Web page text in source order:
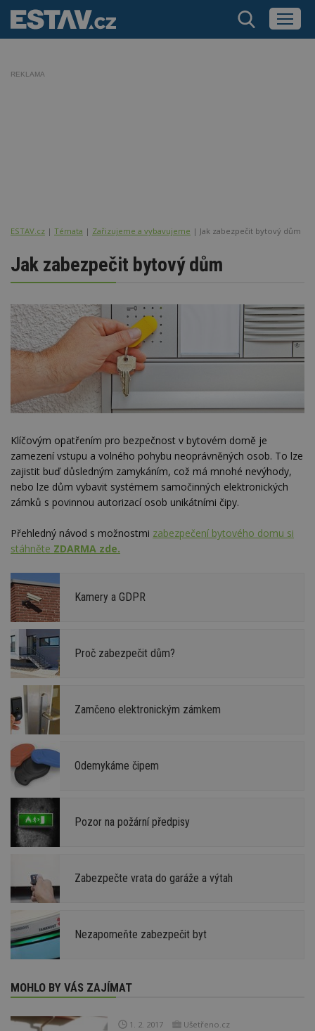
REKLAMA
ESTAV.cz Témata Zařizujeme a vybavujeme Jak zabezpečit bytový dům
Jak zabezpečit bytový dům
Klíčovým opatřením pro bezpečnost v bytovém domě je
zamezení vstupu a volného pohybu neoprávněných osob. To lze
zajistit buď důsledným zamykáním, což má mnohé nevýhody,
nebo lze dům vybavit systémem samočinných elektronických
zámků s povinnou autorizací osob unikátními čipy.
Přehledný návod s možnostmi zabezpečení bytového domu si
stáhněte ZDARMA zde.
Kamery a GDPR
Proč zabezpečit dům?
Zamčeno elektronickým zámkem
Odemykáme čipem
Pozor na požární předpisy
Zabezpečte vrata do garáže a výtah
Nezapomeňte zabezpečit byt
MOHLO BY VÁS ZAJÍMAT
1. 2. 2017 Ušetřeno.cz